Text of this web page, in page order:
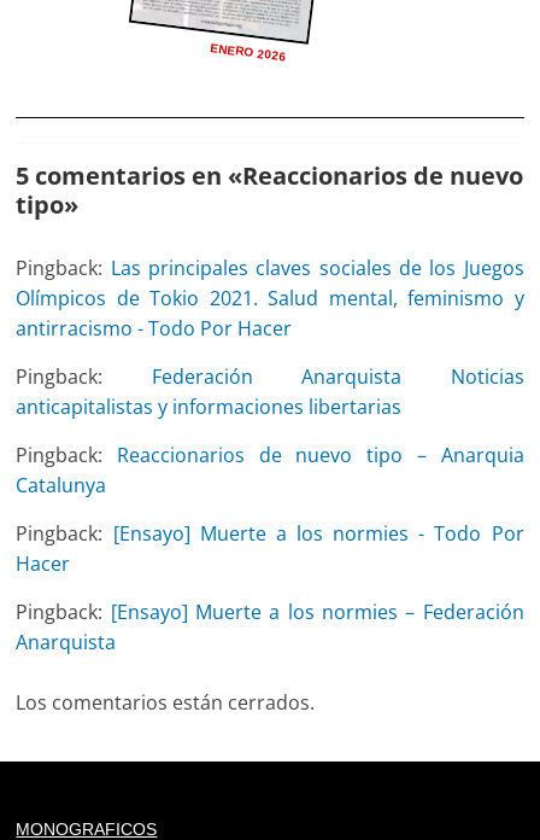
ENERO 2026
5 comentarios en «Reaccionarios de nuevo
tipo»
Pingback: Las principales claves sociales de los Juegos
Olímpicos de Tokio 2021. Salud mental, feminismo y
antirracismo - Todo Por Hacer
Pingback: Federación Anarquista Noticias
anticapitalistas y informaciones libertarias
Pingback: Reaccionarios de nuevo tipo – Anarquia
Catalunya
Pingback: [Ensayo] Muerte a los normies - Todo Por
Hacer
Pingback: [Ensayo] Muerte a los normies – Federación
Anarquista
Los comentarios están cerrados.
MONOGRAFICOS